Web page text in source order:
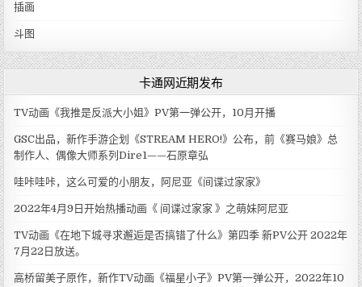
插画
斗图
卡通网近期发布
TV动画《我推是反派大小姐》PV第一弹公开，10月开播
GSC出品，新作手游企划《STREAM HERO!》公布，前《赛马娘》总
制作人、偶像大师系列Dire1——石原章弘
哇咔哇咔，这么可爱的小朋友，阿尼亚《间谍过家家》
2022年4月9日开始热播动画《 间谍过家家 》之萌妹阿尼亚
TV动画《在地下城寻求邂逅是否搞错了什么》第四季 新PV公开 2022年
7月22日放送。
高桥留美子原作，新作TV动画《福星小子》PV第一弹公开，2022年10